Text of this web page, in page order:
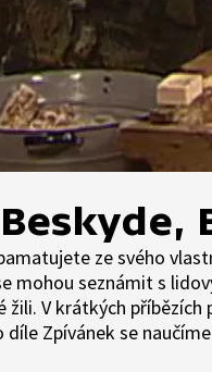
ze svého
mohou seznámit s
žili. V krátkých
Zpívánek se